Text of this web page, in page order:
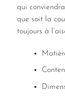
qui
que soit la
toujours à